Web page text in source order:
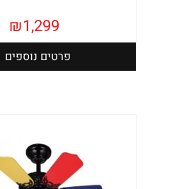
₪1,299
פרטים נוספים